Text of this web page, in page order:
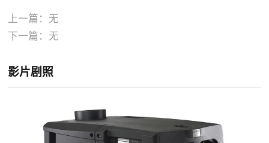
上一篇：无
下一篇：无
影片剧照